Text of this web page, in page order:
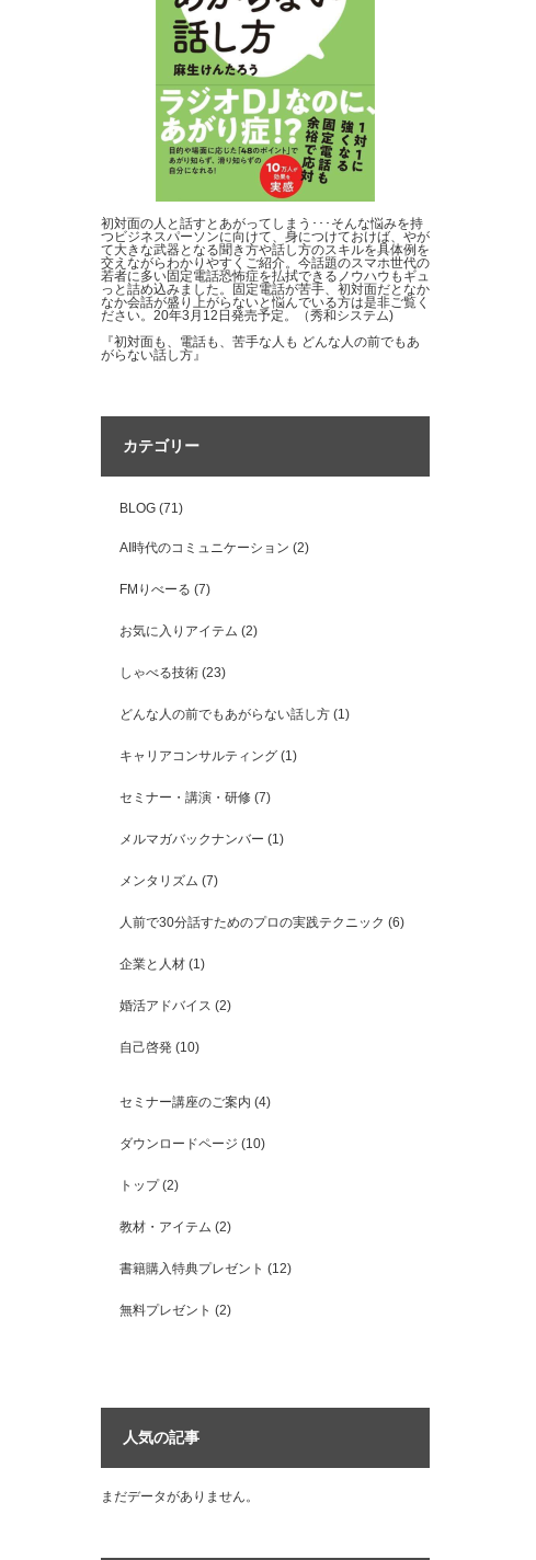
初対面の人と話すとあがってしまう･･･そんな悩みを持
つビジネスパーソンに向けて、身につけておけば、やが
て大きな武器となる聞き方や話し方のスキルを具体例を
交えながらわかりやすくご紹介。今話題のスマホ世代の
若者に多い固定電話恐怖症を払拭できるノウハウもギュ
っと詰め込みました。固定電話が苦手、初対面だとなか
なか会話が盛り上がらないと悩んでいる方は是非ご覧く
ださい。20年3月12日発売予定。（秀和システム)
『初対面も、電話も、苦手な人も どんな人の前でもあ
がらない話し方』
カテゴリー
BLOG (71)
AI時代のコミュニケーション (2)
FMりべーる (7)
お気に入りアイテム (2)
しゃべる技術 (23)
どんな人の前でもあがらない話し方 (1)
キャリアコンサルティング (1)
セミナー・講演・研修 (7)
メルマガバックナンバー (1)
メンタリズム (7)
人前で30分話すためのプロの実践テクニック (6)
企業と人材 (1)
婚活アドバイス (2)
自己啓発 (10)
セミナー講座のご案内 (4)
ダウンロードページ (10)
トップ(2)
教材・アイテム (2)
書籍購入特典プレゼント (12)
無料プレゼント (2)
人気の記事
まだデータがありません。